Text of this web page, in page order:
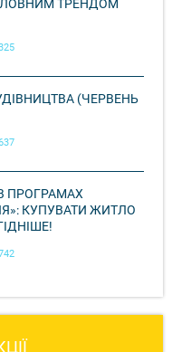
ТРЕНДОМ
(ЧЕРВЕНЬ
ПРОГРАМАХ
КУПУВАТИ ЖИТЛО